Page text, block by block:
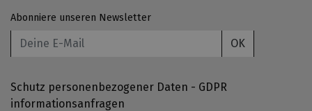
Abonniere unseren Newsletter
OK
Schutz personenbezogener Daten - GDPR
informationsanfragen